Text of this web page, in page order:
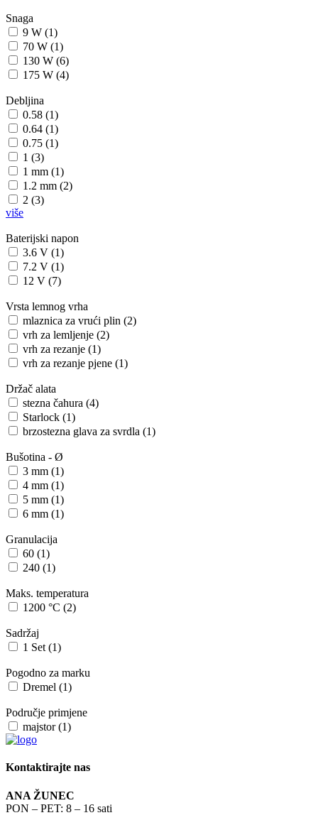
Snaga
9 W (1)
70 W (1)
130 W (6)
175 W (4)
Debljina
0.58 (1)
0.64 (1)
0.75 (1)
1 (3)
1 mm (1)
1.2 mm (2)
2 (3)
više
Baterijski napon
3.6 V (1)
7.2 V (1)
12 V (7)
Vrsta lemnog vrha
mlaznica za vrući plin (2)
vrh za lemljenje (2)
vrh za rezanje (1)
vrh za rezanje pjene (1)
Držač alata
stezna čahura (4)
Starlock (1)
brzostezna glava za svrdla (1)
Bušotina - Ø
3 mm (1)
4 mm (1)
5 mm (1)
6 mm (1)
Granulacija
60 (1)
240 (1)
Maks. temperatura
1200 °C (2)
Sadržaj
1 Set (1)
Pogodno za marku
Dremel (1)
Područje primjene
majstor (1)
Kontaktirajte nas
ANA ŽUNEC
PON – PET: 8 – 16 sati